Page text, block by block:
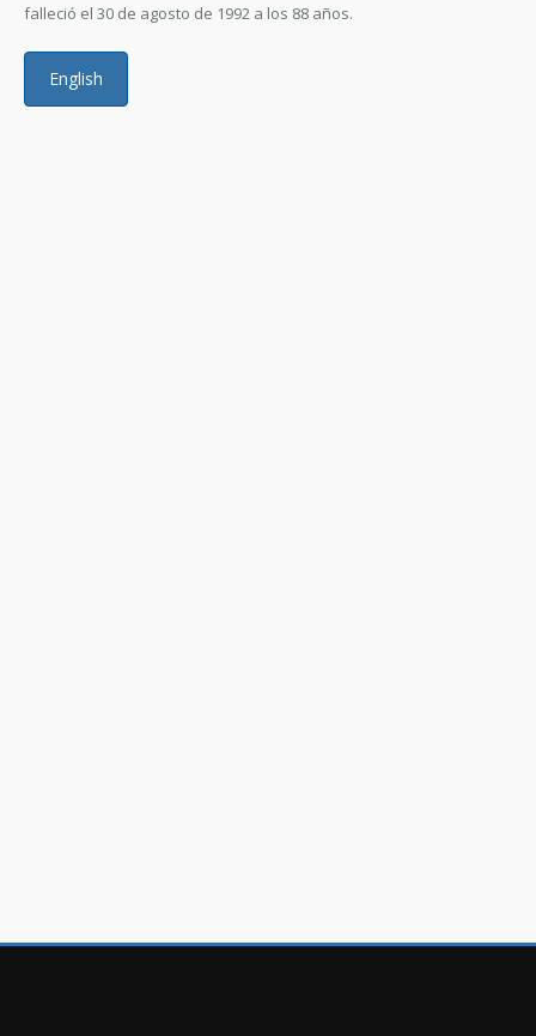
falleció el 30 de agosto de 1992 a los 88 años.
English